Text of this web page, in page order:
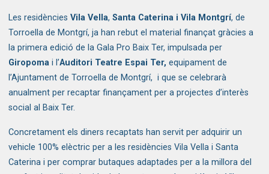
Les residències Vila Vella, Santa Caterina i Vila Montgrí, de
Torroella de Montgrí, ja han rebut el material finançat gràcies a
Giropoma i l’Auditori Teatre Espai Ter, equipament de
l’Ajuntament de Torroella de Montgrí,  i que se celebrarà
anualment per recaptar finançament per a projectes d’interès
social al Baix Ter.
Concretament els diners recaptats han servit per adquirir un
vehicle 100% elèctric per a les residències Vila Vella i Santa
Caterina i per comprar butaques adaptades per a la millora del